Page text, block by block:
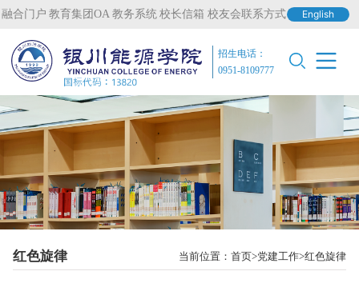
融合门户 教育集团OA 教务系统 校长信箱 校友会联系方式 English
招生电话：
0951-8109777
红色旋律 当前位置：首页 党建工作 红色旋律